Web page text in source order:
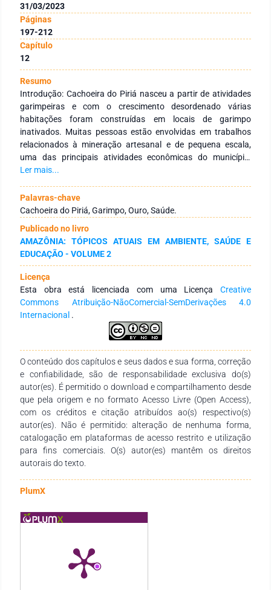
31/03/2023
Páginas
197-212
Capítulo
12
Resumo
Introdução: Cachoeira do Piriá nasceu a partir de atividades
garimpeiras e com o crescimento desordenado várias
habitações foram construídas em locais de garimpo
inativados. Muitas pessoas estão envolvidas em trabalhos
relacionados à mineração artesanal e de pequena escala,
uma das principais atividades econômicas do município,
porém, realizada de maneira ilegal que vem alterando o meio
riscos ambientais e saúde do município derivado da
garimpagem de ouro. Metodologia: Foi realizado um
levantamento bibliográfico quanto as doenças
predominantes no município de Cachoeira do Piriá, utilizando:
1) Trabalhos acadêmicos; 2) Relatórios do Governo; 3)
Boletins Informativos do Ministério da Saúde e 4) Dados
tabulados do SINAN segundo município de residência e Sivep-
Malária como Cachoeira do Piriá local Provável de Infecção
de 2011 a 2021. Considerações Finais: Verificou-se a
notificação de agravos, dando destaque para infecções
sexualmente transmissíveis, hanseníase, tuberculose e
leishmaniose tegumentar. Outros fatores também merecem
relacionados à violência e acidentes por animais
peçonhentos. Confrontando os dados da literatura sobre
Cachoeira do Piriá e os dados de notificação, verifica-se uma
verdadeira lacuna de informações sobre algumas doenças,
como a malária. Portanto, acredita-se que o município
apresenta fortes indícios de subnotificação.
Ler mais...
Palavras-chave
Cachoeira do Piriá, Garimpo, Ouro, Saúde.
Publicado no livro
AMAZÔNIA: TÓPICOS ATUAIS EM AMBIENTE, SAÚDE E
EDUCAÇÃO - VOLUME 2
Licença
Esta obra está licenciada com uma Licença Creative
Commons Atribuição-NãoComercial-SemDerivações 4.0
Internacional .
O conteúdo dos capítulos e seus dados e sua forma, correção
e confiabilidade, são de responsabilidade exclusiva do(s)
autor(es). É permitido o download e compartilhamento desde
que pela origem e no formato Acesso Livre (Open Access),
com os créditos e citação atribuídos ao(s) respectivo(s)
autor(es). Não é permitido: alteração de nenhuma forma,
catalogação em plataformas de acesso restrito e utilização
para fins comerciais. O(s) autor(es) mantêm os direitos
autorais do texto.
PlumX